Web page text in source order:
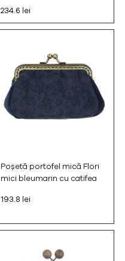
234.6 lei
Poșetă portofel mică Flori
mici bleumarin cu catifea
193.8 lei